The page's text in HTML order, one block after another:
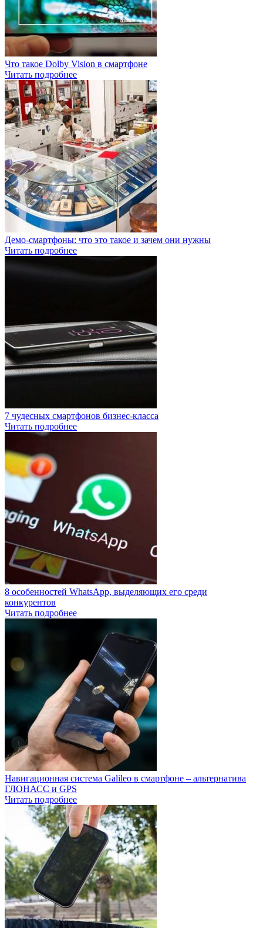
Что такое Dolby Vision в смартфоне
Читать подробнее
Демо-смартфоны: что это такое и зачем они нужны
Читать подробнее
7 чудесных смартфонов бизнес-класса
Читать подробнее
8 особенностей WhatsApp, выделяющих его среди
конкурентов
Читать подробнее
Навигационная система Galileo в смартфоне – альтернатива
ГЛОНАСС и GPS
Читать подробнее